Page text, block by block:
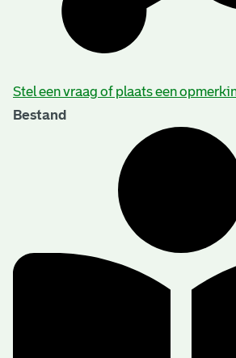
Stel een vraag of plaats een
Bestand